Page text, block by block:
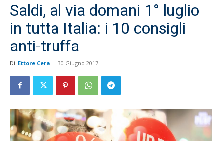
Saldi, al via domani 1° luglio
in tutta Italia: i 10 consigli
anti-truffa
Di Ettore Cera - 30 Giugno 2017